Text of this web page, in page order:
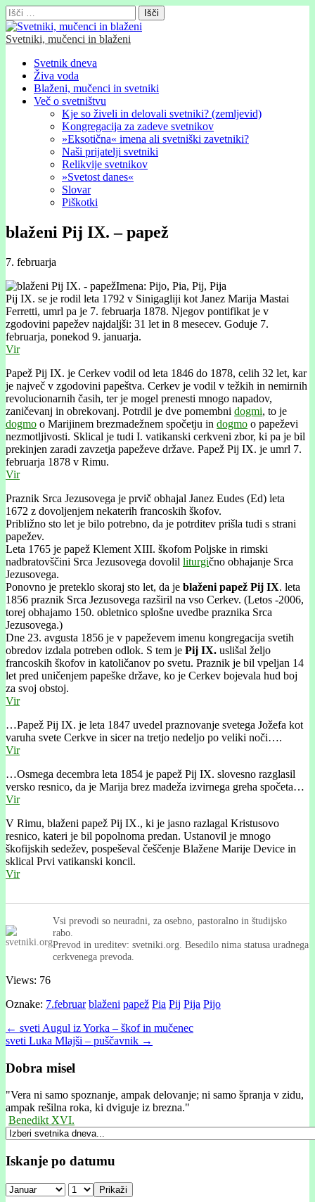
Išči:
Svetniki, mučenci in blaženi
Glavni
meni
Skip
content
Svetnik dneva
Živa voda
Blaženi, mučenci in svetniki
Več o svetništvu
Kje so živeli in delovali svetniki? (zemljevid)
Kongregacija za zadeve svetnikov
»Eksotična« imena ali svetniški zavetniki?
Naši prijatelji svetniki
Relikvije svetnikov
»Svetost danes«
Slovar
Piškotki
blaženi Pij IX. – papež
7. februarja
Imena: Pijo, Pia, Pij, Pija
Pij IX. se je rodil leta 1792 v Sinigagliji kot Janez Marija Mastai
Ferretti, umrl pa je 7. februarja 1878. Njegov pontifikat je v
zgodovini papežev najdaljši: 31 let in 8 mesecev. Goduje 7.
februarja, ponekod 9. januarja.
Vir
Papež Pij IX. je Cerkev vodil od leta 1846 do 1878, celih 32 let, kar
je največ v zgodovini papeštva. Cerkev je vodil v težkih in nemirnih
revolucionarnih časih, ter je mogel prenesti mnogo napadov,
zaničevanj in obrekovanj. Potrdil je dve pomembni dogmi, to je
dogmo o Marijinem brezmadežnem spočetju in dogmo o papeževi
nezmotljivosti. Sklical je tudi I. vatikanski cerkveni zbor, ki pa je bil
prekinjen zaradi zavzetja papeževe države. Papež Pij IX. je umrl 7.
februarja 1878 v Rimu.
Vir
Praznik Srca Jezusovega je prvič obhajal Janez Eudes (Ed) leta
1672 z dovoljenjem nekaterih francoskih škofov.
Približno sto let je bilo potrebno, da je potrditev prišla tudi s strani
papežev.
Leta 1765 je papež Klement XIII. škofom Poljske in rimski
nadbratovščini Srca Jezusovega dovolil liturgično obhajanje Srca
Jezusovega.
Ponovno je preteklo skoraj sto let, da je blaženi papež Pij IX. leta
1856 praznik Srca Jezusovega razširil na vso Cerkev. (Letos -2006,
torej obhajamo 150. obletnico splošne uvedbe praznika Srca
Jezusovega.)
Dne 23. avgusta 1856 je v papeževem imenu kongregacija svetih
obredov izdala potreben odlok. S tem je Pij IX. uslišal željo
francoskih škofov in katoličanov po svetu. Praznik je bil vpeljan 14
let pred uničenjem papeške države, ko je Cerkev bojevala hud boj
za svoj obstoj.
Vir
…Papež Pij IX. je leta 1847 uvedel praznovanje svetega Jožefa kot
varuha svete Cerkve in sicer na tretjo nedeljo po veliki noči….
Vir
…Osmega decembra leta 1854 je papež Pij IX. slovesno razglasil
versko resnico, da je Marija brez madeža izvirnega greha spočeta…
Vir
V Rimu, blaženi papež Pij IX., ki je jasno razlagal Kristusovo
resnico, kateri je bil popolnoma predan. Ustanovil je mnogo
škofijskih sedežev, pospeševal češčenje Blažene Marije Device in
sklical Prvi vatikanski koncil.
Vir
Vsi prevodi so neuradni, za osebno, pastoralno in študijsko
rabo.
Prevod in ureditev: svetniki.org. Besedilo nima statusa uradnega
cerkvenega prevoda.
Views: 76
Oznake: 7.februar blaženi papež Pia Pij Pija Pijo
Post
navigation
← sveti Augul iz Yorka – škof in mučenec
sveti Luka Mlajši – puščavnik →
Dobra misel
"Vera ni samo spoznanje, ampak delovanje; ni samo špranja v zidu,
ampak rešilna roka, ki dviguje iz brezna."
Benedikt XVI.
Iskanje po datumu
Prikaži